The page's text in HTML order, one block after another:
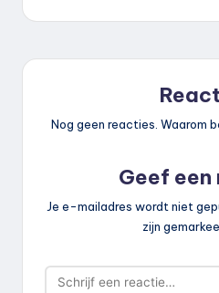
Nog geen reacties. Waarom
Geef
Je e-mailadres wordt niet
zijn